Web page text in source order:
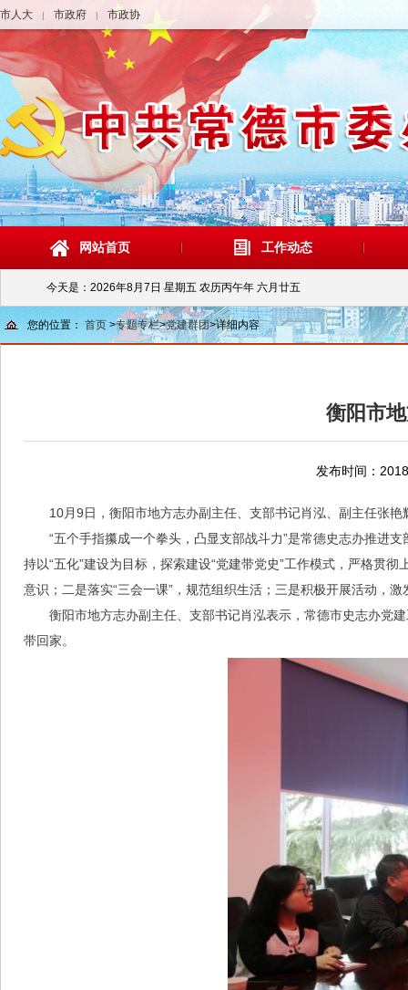
市人大 | 市政府 | 市政协
网站首页 工作动态
今天是： 2026年8月7日 星期五 农历丙午年 六月廿五
您的位置： 首页 >专题专栏>党建群团>详细内容
衡阳市
发布时间：
10月9日，衡阳市地方志办副主任、支部书记肖泓、副主任张
“五个手指攥成一个拳头，凸显支部战斗力”是常德史志办推进
持以“五化”建设为目标，探索建设“党建带党史”工作模式，严格贯
意识；二是落实“三会一课”，规范组织生活；三是积极开展活动，
衡阳市地方志办副主任、支部书记肖泓表示，常德市史志办党
带回家。